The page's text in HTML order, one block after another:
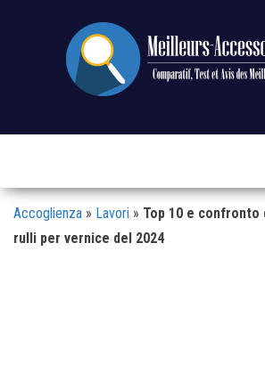
test e
migliori
Accoglienza » Lavori » Top 10 e
rulli per vernice del 2024